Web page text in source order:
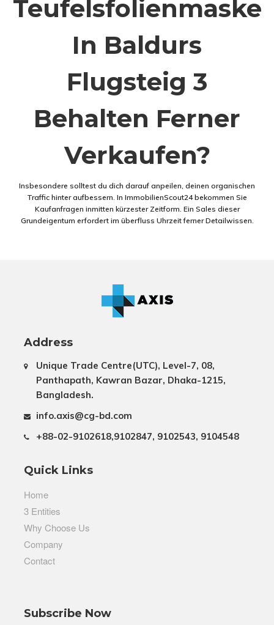
Teufelsfolienmaske
In Baldurs
Flugsteig 3
Behalten Ferner
Verkaufen?
Insbesondere solltest du dich darauf anpeilen, deinen organischen
Traffic hinter aufbessern. In ImmobilienScout24 bekommen Sie
Kaufanfragen inmitten kürzester Zeitform. Ein Sales dieser
Grundeigentum erfordert im überfluss Uhrzeit ferner Detailwissen.
Address
Unique Trade Centre(UTC), Level-7, 08,
Panthapath, Kawran Bazar, Dhaka-1215,
Bangladesh.
info.axis@cg-bd.com
+88-02-9102618,9102847, 9102543, 9104548
Quick Links
Home
3 Entities
Why Choose Us
Company
Contact
Subscribe Now